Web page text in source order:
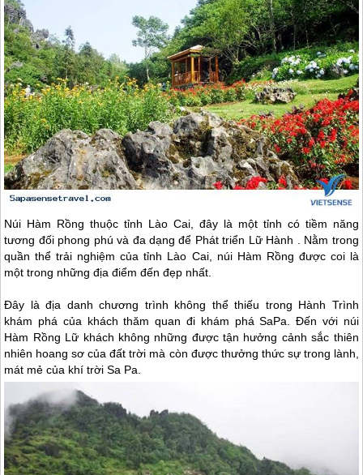
Núi Hàm Rồng thuộc tỉnh Lào Cai, đây là một tỉnh có tiềm năng
tương đối phong phú và đa dạng để Phát triển Lữ Hành . Nằm trong
quần thể trải nghiệm của tỉnh Lào Cai, núi Hàm Rồng được coi là
một trong những địa điểm đến đẹp nhất.
Đây là địa danh chương trình không thể thiếu trong Hành Trình
khám phá của khách thăm quan đi khám pháSaPa . Đến với núi
Hàm Rồng Lữ khách không những được tận hưởng cảnh sắc thiên
nhiên hoang sơ của đất trời mà còn được thưởng thức sự trong lành,
mát mẻ của khí trời Sa Pa.